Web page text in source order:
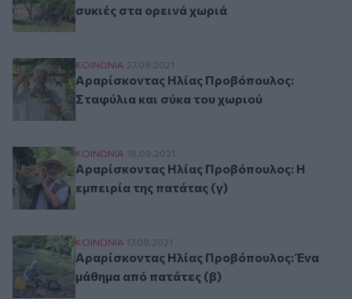
συκιές στα ορεινά χωριά
Αραρίσκοντας Ηλίας Προβόπουλος: Σταφύλια
ΚΟΙΝΩΝΙΑ 27.09.2021
Αραρίσκοντας Ηλίας Προβόπουλος:
Σταφύλια και σύκα του χωριού
Αραρίσκοντας Ηλίας Προβόπουλος: Η
ΚΟΙΝΩΝΙΑ 18.09.2021
Αραρίσκοντας Ηλίας Προβόπουλος: Η
εμπειρία της πατάτας (γ)
Αραρίσκοντας Ηλίας Προβόπουλος: Ένα
ΚΟΙΝΩΝΙΑ 17.09.2021
Αραρίσκοντας Ηλίας Προβόπουλος: Ένα
μάθημα από πατάτες (β)